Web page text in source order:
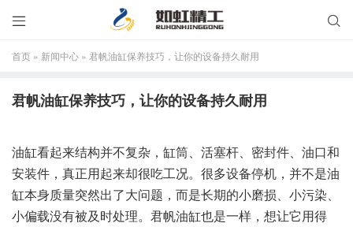


首页 » 新闻中心 » 君帆油缸保养技巧，让你的设备持久耐用
君帆油缸保养技巧，让你的设备持久耐用
油缸看起来结构并不复杂，缸筒、活塞杆、密封件、油口和
安装件，真正用起来却很吃工况。很多设备停机，并不是油
缸本身质量突然出了大问题，而是长期的小磨损、小污染、
小偏载没有被及时处理。君帆油缸也是一样，想让它用得